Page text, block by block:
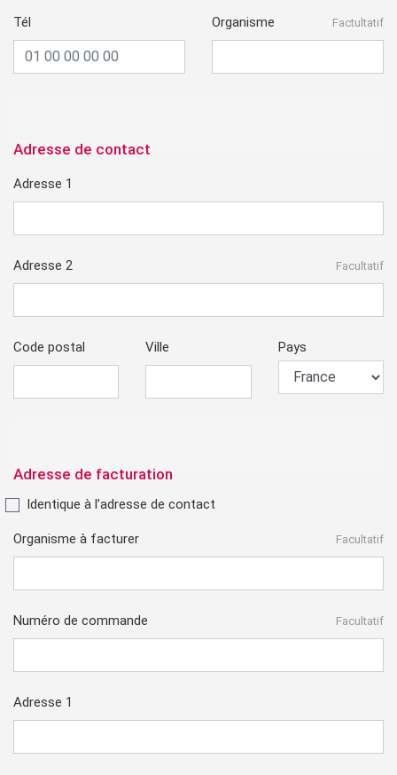
Tél Organisme Factultatif
Adresse de contact
Adresse 1
Adresse 2 Facultatif
Code postal Ville Pays
Adresse de facturation
Identique à l’adresse de contact
Organisme à facturer Facultatif
Numéro de commande Facultatif
Adresse 1